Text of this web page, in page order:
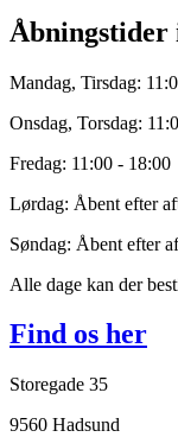
Åbningstider
Mandag, Tirsdag:
Onsdag, Torsdag:
Fredag: 11:00 - 18:00
Lørdag: Åbent efter
Søndag: Åbent efter
Alle dage kan der
Find os her
Storegade 35
9560 Hadsund